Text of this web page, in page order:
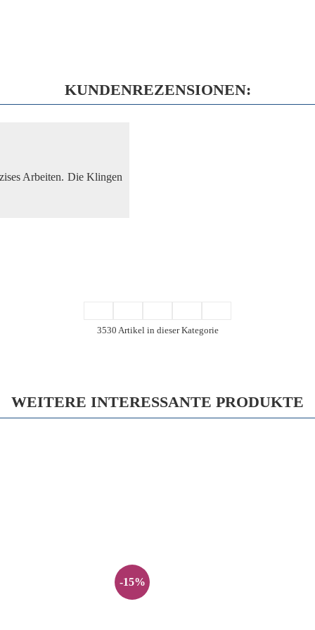
KUNDENREZENSIONEN:
Arbeiten. Die Klingen
3530 Artikel in dieser Kategorie
WEITERE INTERESSANTE PRODUKTE
-15%